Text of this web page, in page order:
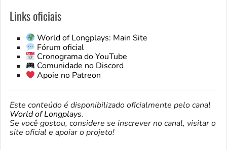
Links oficiais
World of Longplays: Main Site
Fórum oficial
Cronograma do YouTube
Comunidade no Discord
Apoie no Patreon
Este conteúdo é disponibilizado oficialmente pelo canal
World of Longplays.
Se você gostou, considere se inscrever no canal, visitar o
site oficial e apoiar o projeto!